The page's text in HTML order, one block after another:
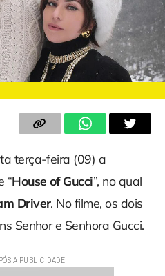
terça-feira (09) a
“House of Gucci”, no qual
Driver. No filme, os dois
Senhor e Senhora Gucci.